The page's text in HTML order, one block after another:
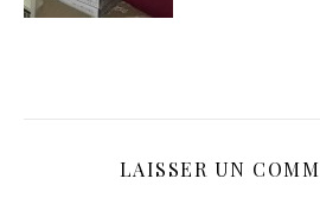
LAISSER UN